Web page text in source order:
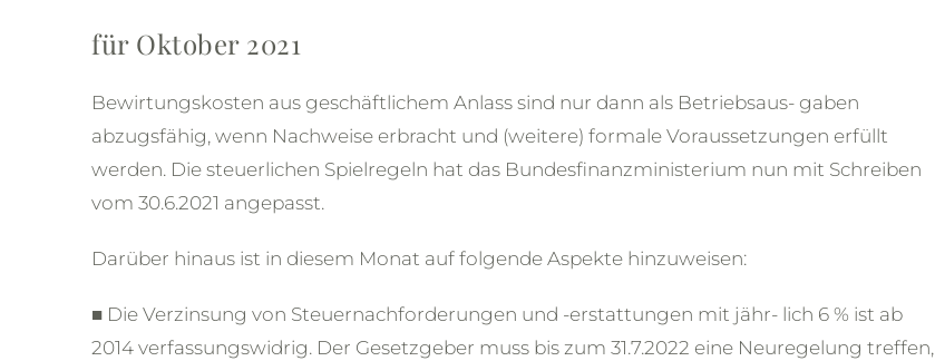
für Oktober 2021
Bewirtungskosten aus geschäftlichem Anlass sind nur dann als Betriebsaus- gaben
abzugsfähig, wenn Nachweise erbracht und (weitere) formale Voraussetzungen erfüllt
werden. Die steuerlichen Spielregeln hat das Bundesfinanzministerium nun mit Schreiben
vom 30.6.2021 angepasst.
Darüber hinaus ist in diesem Monat auf folgende Aspekte hinzuweisen:
■ Die Verzinsung von Steuernachforderungen und -erstattungen mit jähr- lich 6 % ist ab
2014 verfassungswidrig. Der Gesetzgeber muss bis zum 31.7.2022 eine Neuregelung treffen,